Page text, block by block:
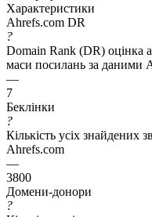
Характеристики
Ahrefs.com DR
?
Domain Rank (DR) оцінка
маси посилань за даними
—
7
Беклінки
?
Кількість усіх знайдених
Ahrefs.com
—
3800
Домени-донори
?